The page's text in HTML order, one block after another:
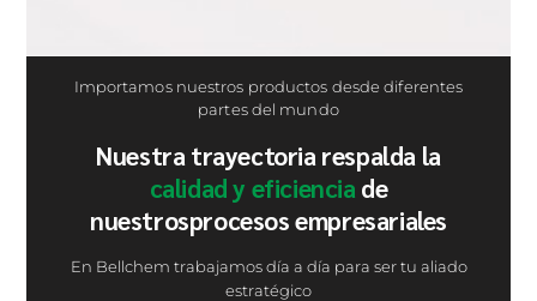
Importamos nuestros productos desdediferentes
partes del mundo
Nuestra trayectoria respalda la
calidad y eficiencia de
nuestrosprocesos empresariales
En Bellchem trabajamos día a día para sertu aliado
estratégico